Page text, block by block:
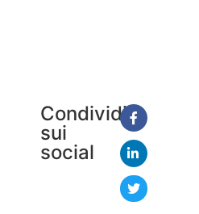
Condividi
sui
social